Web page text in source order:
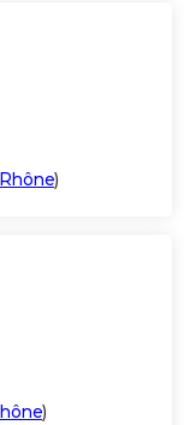
)
)